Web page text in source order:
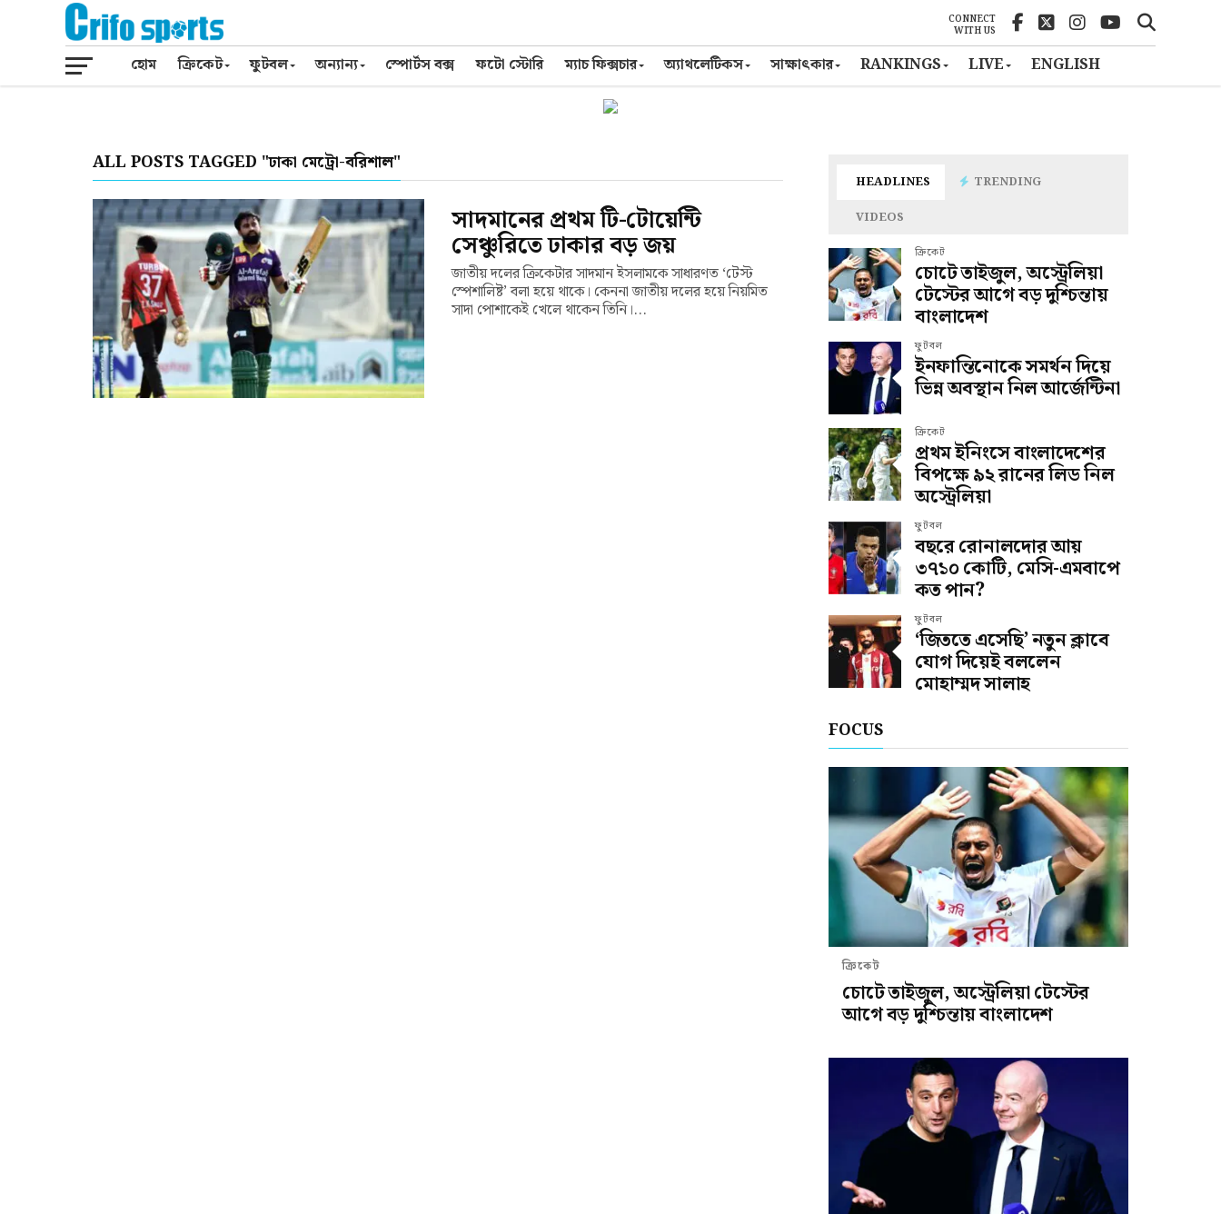
CONNECT
WITH US
হোম ক্রিকেট ফুটবল অন্যান্য স্পোর্টস বক্স ফটো স্টোরি ম্যাচ ফিক্সচার অ্যাথলেটিকস সাক্ষাৎকার RANKINGS LIVE ENGLISH
ALL POSTS TAGGED "ঢাকা মেট্রো-বরিশাল"
সাদমানের প্রথম টি-টোয়েন্টি
সেঞ্চুরিতে ঢাকার বড় জয়
জাতীয় দলের ক্রিকেটার সাদমান ইসলামকে সাধারণত ‘টেস্ট
স্পেশালিষ্ট’ বলা হয়ে থাকে। কেননা জাতীয় দলের হয়ে নিয়মিত
সাদা পোশাকেই খেলে থাকেন তিনি।...
HEADLINES
TRENDING
VIDEOS
ক্রিকেট
চোটে তাইজুল, অস্ট্রেলিয়া
টেস্টের আগে বড় দুশ্চিন্তায়
বাংলাদেশ
ফুটবল
ইনফান্তিনোকে সমর্থন দিয়ে
ভিন্ন অবস্থান নিল আর্জেন্টিনা
ক্রিকেট
প্রথম ইনিংসে বাংলাদেশের
বিপক্ষে ৯২ রানের লিড নিল
অস্ট্রেলিয়া
ফুটবল
বছরে রোনালদোর আয়
৩৭১০ কোটি, মেসি-এমবাপে
কত পান?
ফুটবল
‘জিততে এসেছি’ নতুন ক্লাবে
যোগ দিয়েই বললেন
মোহাম্মদ সালাহ
FOCUS
ক্রিকেট
চোটে তাইজুল, অস্ট্রেলিয়া টেস্টের
আগে বড় দুশ্চিন্তায় বাংলাদেশ